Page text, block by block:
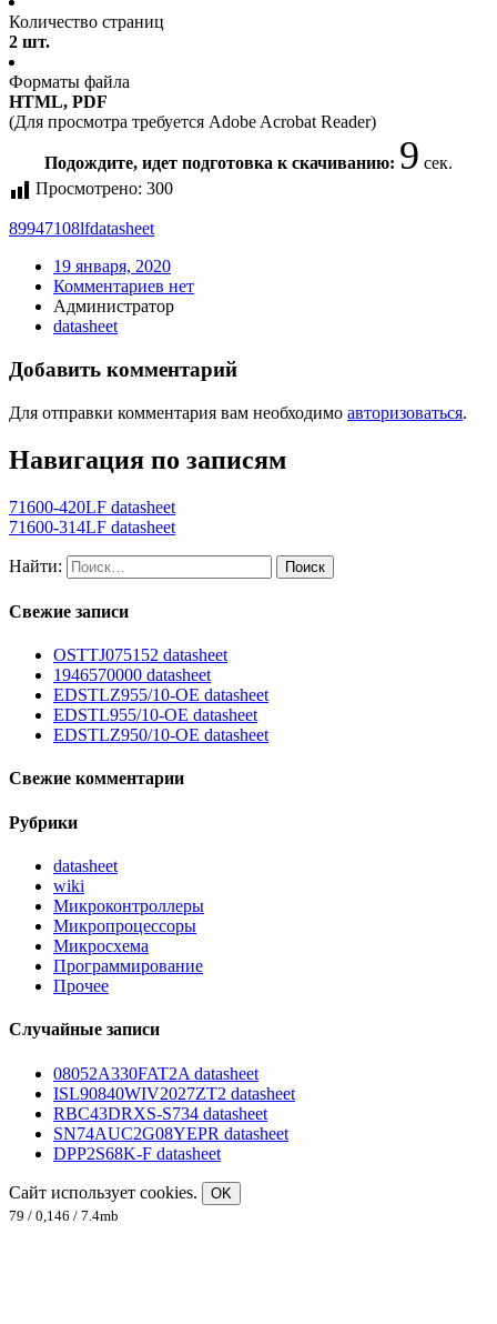
Количество страниц
2 шт.
Форматы файла
HTML, PDF
(Для просмотра требуется Adobe Acrobat Reader)
Подождите, идет подготовка к скачиванию: 9 сек.
Просмотрено: 300
89947108lfdatasheet
19 января, 2020
Комментариев нет
Администратор
datasheet
Добавить комментарий
Для отправки комментария вам необходимо авторизоваться.
Навигация по записям
71600-420LF datasheet
71600-314LF datasheet
Найти:
Свежие записи
OSTTJ075152 datasheet
1946570000 datasheet
EDSTLZ955/10-OE datasheet
EDSTL955/10-OE datasheet
EDSTLZ950/10-OE datasheet
Свежие комментарии
Рубрики
datasheet
wiki
Микроконтроллеры
Микропроцессоры
Микросхема
Программирование
Прочее
Случайные записи
08052A330FAT2A datasheet
ISL90840WIV2027ZT2 datasheet
RBC43DRXS-S734 datasheet
SN74AUC2G08YEPR datasheet
DPP2S68K-F datasheet
Сайт использует cookies.
OK
79 / 0,146 / 7.4mb